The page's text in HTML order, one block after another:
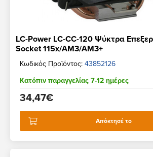
LC-Power LC-CC-120 Ψύκτρα
Socket 115x/AM3/AM3+
Κωδικός Προϊόντος: 43852126
Κατόπιν παραγγελίας 7-12 ημέρες
34,47€
Απόκτησέ το